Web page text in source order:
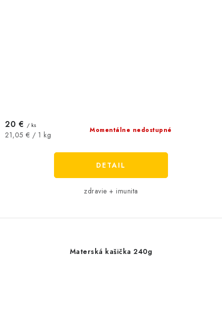
Momentálne nedostupné
20 € / ks
Jednotková
21,05 € / 1 kg
DETAIL
zdravie + imunita
Materská kašička 240g